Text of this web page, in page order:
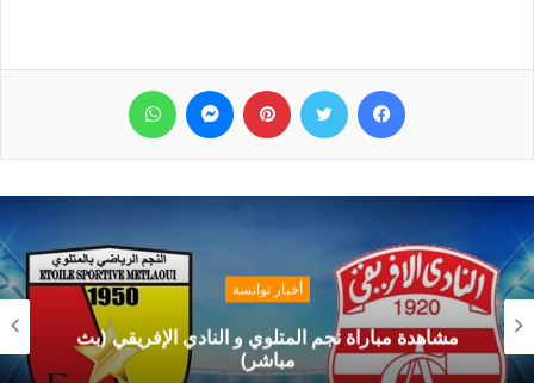
فيسبوك تويتر بينتيريست ماسنجر
أخبار توانسة
مشاهدة مباراة نجم المتلوي و النادي الإفريقي (بث
مباشر)